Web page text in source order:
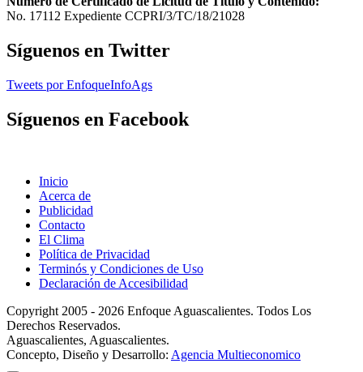
No. 17112 Expediente CCPRI/3/TC/18/21028
Síguenos en Twitter
Tweets por EnfoqueInfoAgs
Síguenos en Facebook
Inicio
Acerca de
Publicidad
Contacto
El Clima
Política de Privacidad
Terminós y Condiciones de Uso
Declaración de Accesibilidad
Copyright 2005 - 2026 Enfoque Aguascalientes. Todos Los
Derechos Reservados.
Aguascalientes, Aguascalientes.
Concepto, Diseño y Desarrollo: Agencia Multieconomico